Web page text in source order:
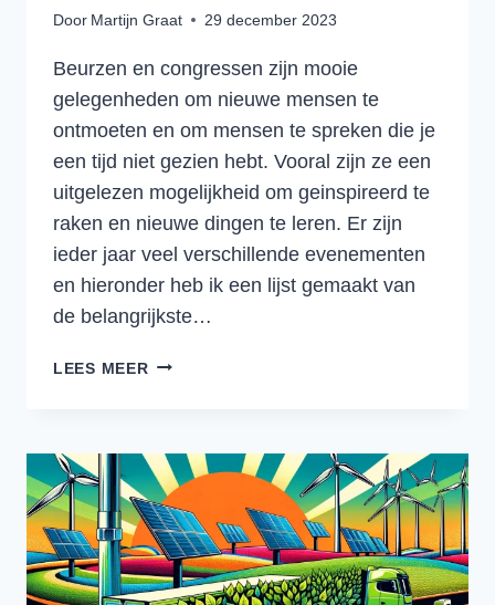
Door Martijn Graat 29 december 2023
Beurzen en congressen zijn mooie
gelegenheden om nieuwe mensen te
ontmoeten en om mensen te spreken die je
een tijd niet gezien hebt. Vooral zijn ze een
uitgelezen mogelijkheid om geinspireerd te
raken en nieuwe dingen te leren. Er zijn
ieder jaar veel verschillende evenementen
en hieronder heb ik een lijst gemaakt van
de belangrijkste…
LEES MEERDE
EN
SUPPLY
CHAIN
BEURZEN
EN
CONGRESSEN